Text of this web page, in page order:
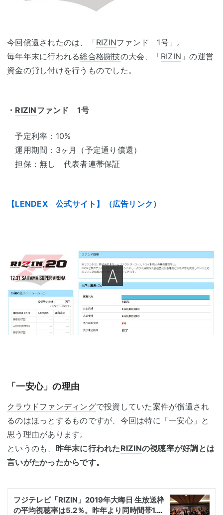
今回償還されたのは、「RIZINファンド 1号」。
毎年年末に行われる総合格闘技の大会、「RIZIN 」の運営
資金の貸し付けを行うものでした。
・ RIZINファンド 1号
予定利率：10%
運用期間：3ヶ月（予定通り償還）
担保：無し 代表者連帯保証
【LENDEX 公式サイト】（広告リンク）
「一安心」の理由
クラウドファンディングで投資していた案件が償還され
るのはほっとするものですが、今回は特に「一安心」と
思う理由があります。
というのも、 昨年末に行われたRIZINの視聴率が好調とは
言いがたかったからです。